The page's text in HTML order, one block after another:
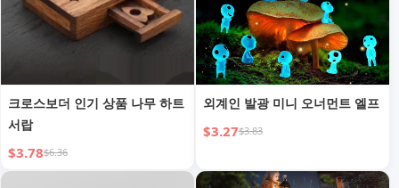
크로스보더 인기 상품 나무 하트
서랍
$3.78$6.36
외계인 발광 미니 오너먼트 엘프
$3.27$3.83